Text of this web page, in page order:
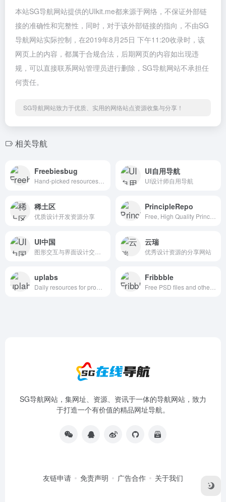
本站SG导航网站提供的UIkit.me都来源于网络，不保证外部链
接的准确性和完整性，同时，对于该外部链接的指向，不由SG
导航网站实际控制，在2019年8月25日 下午11:20收录时，该
网页上的内容，都属于合规合法，后期网页的内容如出现违
规，可以直接联系网站管理员进行删除，SG导航网站不承担任
何责任。
SG导航网站致力于优质、实用的网络站点资源收集与分享！
相关导航
Freebiesbug UI自用导航
UI设计师自用导航
稀土区
优质设计开发资源分享
PrincipleRepo
UI中国 云瑞
优秀设计资源的分享网站
uplabs Fribbble
SG导航网站，集网址、资源、资讯于一体的导航网站，致力
于打造一个有价值的精品网址导航。
友链申请 免责声明 广告合作 关于我们